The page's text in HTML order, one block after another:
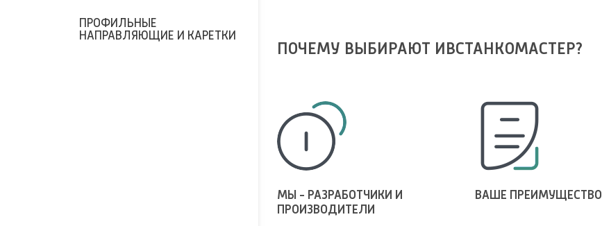
ПРОФИЛЬНЫЕ
НАПРАВЛЯЮЩИЕ И КАРЕТКИ
ПОЧЕМУ ВЫБИРАЮТ ИВСТАНКОМАСТЕР?
МЫ - РАЗРАБОТЧИКИ И
ПРОИЗВОДИТЕЛИ
ВАШЕ ПРЕИМУЩЕСТВО